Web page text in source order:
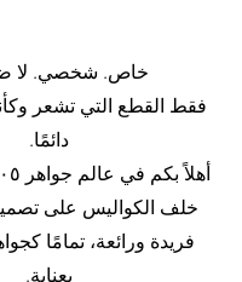
خاص. شخصي. لا
فقط القطع التي تشعر
دائمًا.
خلف الكواليس على
فريدة ورائعة، تمامًا
بعناية.